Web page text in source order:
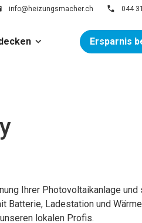
info@heizungsmacher.ch 044
Ersparnis
Ihrer Photovoltaikanlage
Batterie, Ladestation und
lokalen Profis.